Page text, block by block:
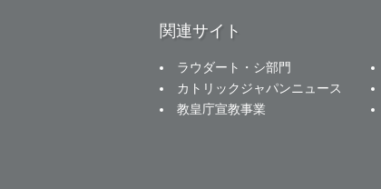
関連サイト
ラウダート・シ部門
カトリックジャパンニュース
教皇庁宣教事業